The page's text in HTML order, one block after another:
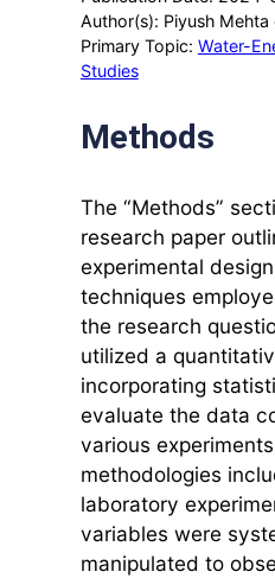
Author(s): Piyush Mehta
Primary Topic: Water-
Studies
Methods
The “Methods”
research paper
experimental
techniques
the research
utilized a
incorporating
evaluate the data
various
methodologies
laboratory
variables were
manipulated to